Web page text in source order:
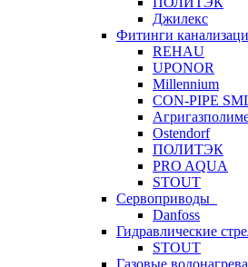
Джилекс
Фитинги
REHAU
UPONOR
Millennium
CON-PIPE
Ostendorf
ПОЛИТЭК
PRO AQUA
STOUT
Сервоприводы
Danfoss
Гидравлические
STOUT
Газовые